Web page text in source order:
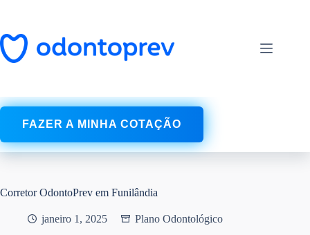
conteúdo
FAZER A MINHA COTAÇÃO
Corretor OdontoPrev em Funilândia
janeiro 1, 2025 Plano Odontológico